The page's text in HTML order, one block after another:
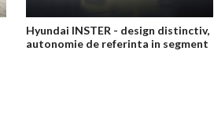
Hyundai INSTER - design distinctiv,
autonomie de referinta in segment